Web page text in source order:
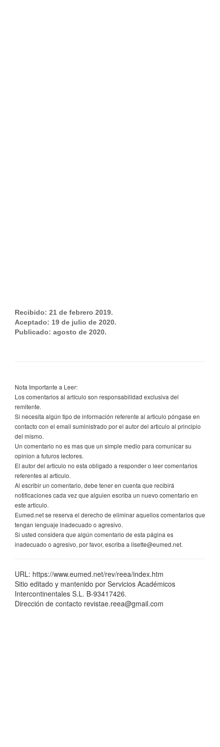
Recibido: 21 de febrero 2019.
Aceptado: 19 de julio de 2020.
Publicado: agosto de 2020.
Nota Importante a Leer:
Los comentarios al artículo son responsabilidad exclusiva del
remitente.
Si necesita algún tipo de información referente al articulo póngase en
contacto con el email suministrado por el autor del articulo al principio
del mismo.
Un comentario no es mas que un simple medio para comunicar su
opinion a futuros lectores.
El autor del articulo no esta obligado a responder o leer comentarios
referentes al articulo.
Al escribir un comentario, debe tener en cuenta que recibirá
notificaciones cada vez que alguien escriba un nuevo comentario en
este articulo.
Eumed.net se reserva el derecho de eliminar aquellos comentarios que
tengan lenguaje inadecuado o agresivo.
Si usted considera que algún comentario de esta página es
inadecuado o agresivo, por favor, escriba a lisette@eumed.net.
URL: https://www.eumed.net/rev/reea/index.htm
Sitio editado y mantenido por Servicios Académicos
Intercontinentales S.L. B-93417426.
Dirección de contacto revistae.reea@gmail.com